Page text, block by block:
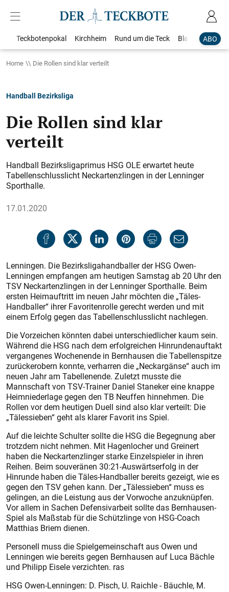
ABO
Teckbotenpokal Kirchheim Rund um die Teck Blaulicht
Home Die Rollen sind klar verteilt
Handball Bezirksliga
Die Rollen sind klar
verteilt
Handball Bezirksligaprimus HSG OLE erwartet heute
Tabellenschlusslicht Neckartenzlingen in der Lenninger
Sporthalle.
17.01.2020
Lenningen. Die Bezirksligahandballer der HSG Owen-
Lenningen empfangen am heutigen Samstag ab 20 Uhr den
TSV Neckartenzlingen in der Lenninger Sporthalle. Beim
ersten Heimauftritt im neuen Jahr möchten die „Täles-
Handballer“ ihrer Favoritenrolle gerecht werden und mit
einem Erfolg gegen das Tabellenschlusslicht nachlegen.
Die Vorzeichen könnten dabei unterschiedlicher kaum sein.
Während die HSG nach dem erfolgreichen Hinrundenauftakt
vergangenes Wochenende in Bernhausen die Tabellenspitze
zurückerobern konnte, verharren die „Neckargänse“ auch im
neuen Jahr am Tabellenende. Zuletzt musste die
Mannschaft von TSV-Trainer Daniel Staneker eine knappe
Heimniederlage gegen den TB Neuffen hinnehmen. Die
Rollen vor dem heutigen Duell sind also klar verteilt: Die
„Tälessieben“ geht als klarer Favorit ins Spiel.
Auf die leichte Schulter sollte die HSG die Begegnung aber
trotzdem nicht nehmen. Mit Hagenlocher und Greinert
haben die Neckartenzlinger starke Einzelspieler in ihren
Reihen. Beim souveränen 30:21-Auswärtserfolg in der
Hinrunde haben die Täles-Handballer bereits gezeigt, wie es
gegen den TSV gehen kann. Der „Tälessieben“ muss es
gelingen, an die Leistung aus der Vorwoche anzuknüpfen.
Vor allem in Sachen Defensivarbeit sollte das Bernhausen-
Spiel als Maßstab für die Schützlinge von HSG-Coach
Matthias Briem dienen.
Personell muss die Spielgemeinschaft aus Owen und
Lenningen wie bereits gegen Bernhausen auf Luca Bächle
und Philipp Eisele verzichten. ras
HSG Owen-Lenningen: D. Pisch, U. Raichle - Bäuchle, M.